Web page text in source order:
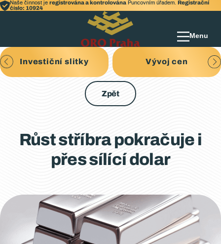
Naše činnost je registrována a kontrolována Puncovním úřadem. Registrační
číslo: 10924
Menu
Investiční slitky Vývoj cen
Zpět
Růst stříbra pokračuje i
přes sílící dolar